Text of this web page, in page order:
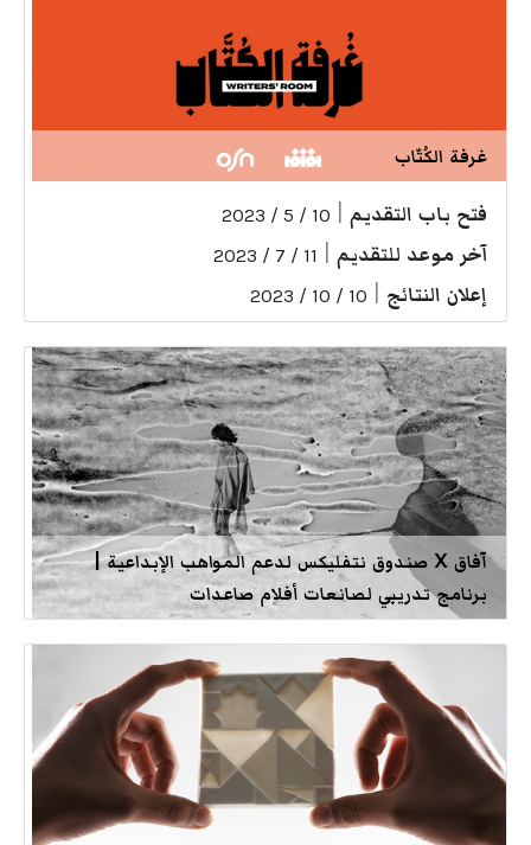
غرفة الكُتّاب
فتح باب التقديم 10 / 5 / 2023
آخر موعد للتقديم 11 / 7 / 2023
إعلان النتائج 10 / 10 / 2023
آفاق X صندوق نتفليكس لدعم المواهب الإبداعية |
برنامج تدريبي لصانعات أفلام صاعدات